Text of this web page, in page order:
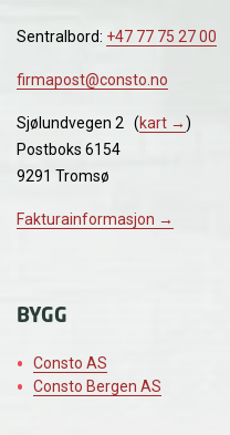
Sentralbord: +47 77 75 27 00
firmapost@consto.no
Sjølundvegen 2 (kart →)
Postboks 6154
9291 Tromsø
Fakturainformasjon →
BYGG
Consto AS
Consto Bergen AS